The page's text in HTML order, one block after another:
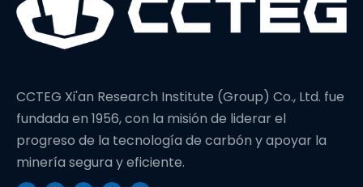
CCTEG Xi'an Research Institute (Group) Co., Ltd. fue
fundada en 1956, con la misión de liderar el
progreso de la tecnología de carbón y apoyar la
minería segura y eficiente.